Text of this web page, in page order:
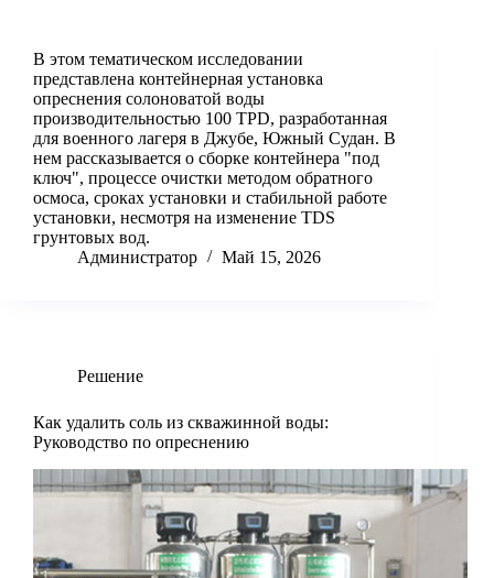
В этом тематическом исследовании
представлена контейнерная установка
опреснения солоноватой воды
производительностью 100 TPD, разработанная
для военного лагеря в Джубе, Южный Судан. В
нем рассказывается о сборке контейнера "под
ключ", процессе очистки методом обратного
осмоса, сроках установки и стабильной работе
установки, несмотря на изменение TDS
грунтовых вод.
Администратор
Май 15, 2026
Решение
Как удалить соль из скважинной воды:
Руководство по опреснению